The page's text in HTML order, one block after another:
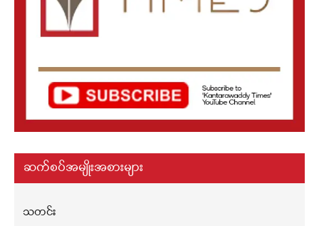
ဆက်စပ်အမျိုးအစားများ
သတင်း